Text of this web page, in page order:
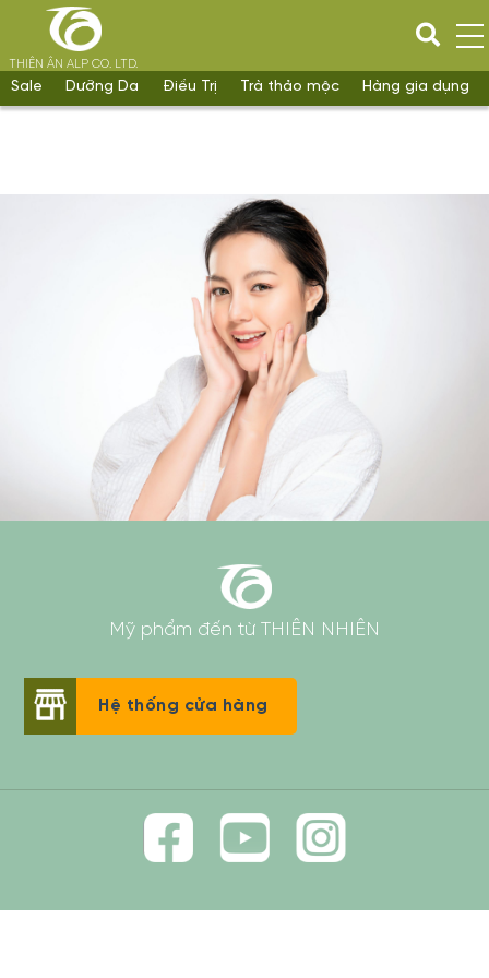
THIÊN ÂN ALP CO. LTD.
Sale Dưỡng Da Điều Trị Trà thảo mộc Hàng gia dụng
Mỹ phẩm đến từ THIÊN NHIÊN
Hệ thống cửa hàng